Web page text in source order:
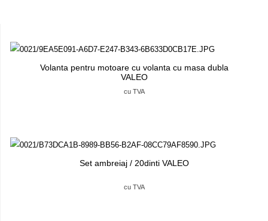
Volanta pentru motoare cu volanta cu masa dubla
VALEO
cu TVA
Set ambreiaj / 20dinti VALEO
cu TVA